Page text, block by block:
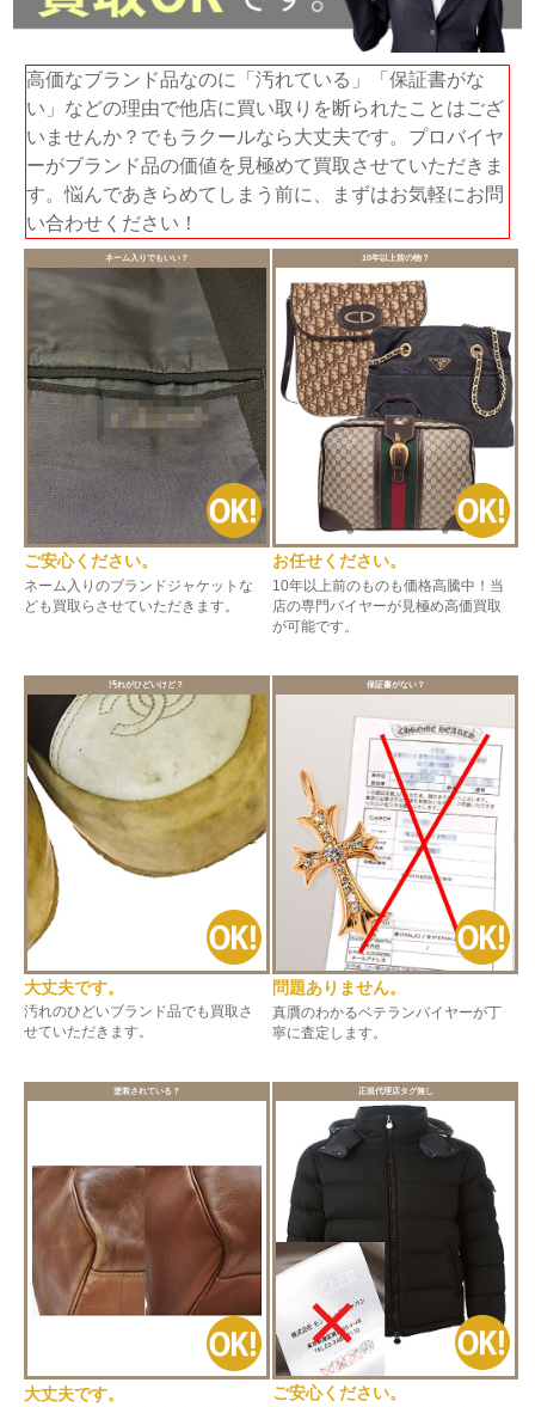
高価なブランド品なのに「汚れている」「保証書がな
い」などの理由で他店に買い取りを断られたことはござ
いませんか？でもラクールなら大丈夫です。プロバイヤ
ーがブランド品の価値を見極めて買取させていただきま
す。悩んであきらめてしまう前に、まずはお気軽にお問
い合わせください！
ネーム入りでもいい？
ご安心ください。
ネーム入りのブランドジャケットな
ども買取らさせていただきます。
10年以上前の物？
お任せください。
10年以上前のものも価格高騰中！当
店の専門バイヤーが見極め高価買取
が可能です。
汚れがひどいけど？
大丈夫です。
汚れのひどいブランド品でも買取さ
せていただきます。
保証書がない？
問題ありません。
真贋のわかるベテランバイヤーが丁
寧に査定します。
塗装されている？
大丈夫です。
正規代理店タグ無し
ご安心ください。